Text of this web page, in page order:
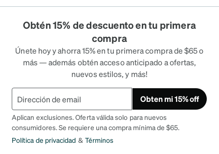
Obtén 15% de descuento en tu primera
compra
Únete hoy y ahorra 15% en tu primera compra de $65 o
más — además obtén acceso anticipado a ofertas,
nuevos estilos, y más!
Obten mi 15% off
Aplican exclusiones. Oferta válida solo para nuevos
consumidores. Se requiere una compra mínima de $65.
Política de privacidad & Términos